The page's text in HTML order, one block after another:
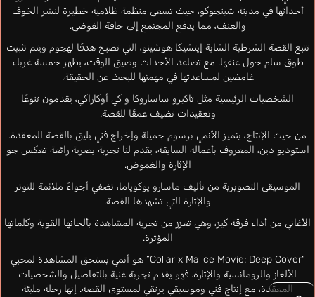
أحداثها في مدينة شينجوكو، حيث تسعى منظمة ظلامية خطيرة لنشر الخوف
والعنف، مما يدفع المجتمع إلى حافة الفوضى.
تتبع القصة الشرطية الشابة إيتشيكا هوشينو، التي تصبح هدفًا لهجوم ويتم تثبيت
طوق سام حول عنقها. مع تصاعد الأحداث وضيق الوقت، يظهر خمسة غرباء
غامضين لمساعدتها في مهمتها للبحث عن الحقيقة.
الشخصيات الرئيسية مثل تاكيرو ساسازوكا و كي أوكازاكي، يقدمون تنوعًا
وتعقيدات تضيف عمقًا للقصة.
من حيث الإنتاج، يتميز الأنمي برسوم جميلة وإخراج فني يليق بالقصة المعقدة.
استوديو دين، المعروف بأعماله السابقة، يقدم لنا تجربة بصرية رائعة تعكس جو
الإثارة والغموض.
الموسيقى التصويرية من تأليف ماسارو يوكوياما، تضفي أجواءً ملائمة للتوتر
والإثارة التي تشهدها القصة.
الأغاني من أداء فرقة كيز، وهي تعزز من تجربة المشاهدة بألحانها القوية وكلماتها
المؤثرة.
“Collar x Malice Movie: Deep Cover” هو أنمي يستحق المشاهدة لمحبي
الألغاز والرومانسية والإثارة. فهو يقدم تجربة غنية بالتفاصيل والشخصيات
المعقدة، مع إنتاج فني وموسيقي يرتقي لمستوى القصة. إنها رحلة مليئة